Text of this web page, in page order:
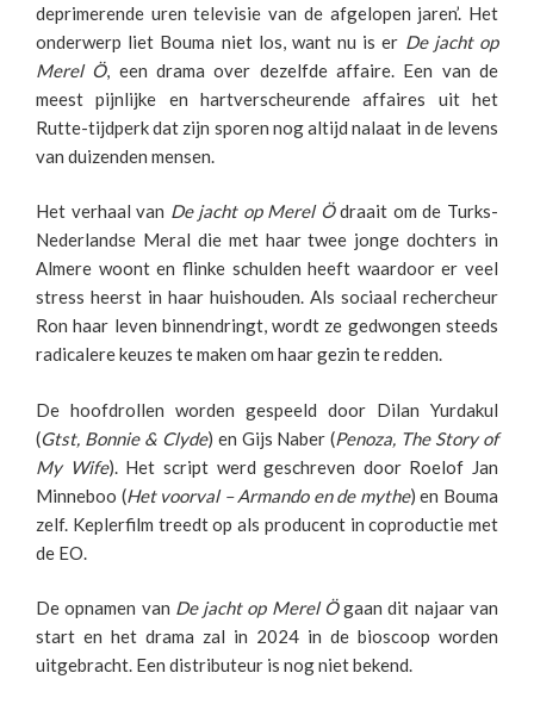
deprimerende uren televisie van de afgelopen jaren’. Het
onderwerp liet Bouma niet los, want nu is er De jacht op
Merel Ö, een drama over dezelfde affaire. Een van de
meest pijnlijke en hartverscheurende affaires uit het
Rutte-tijdperk dat zijn sporen nog altijd nalaat in de levens
van duizenden mensen.
Het verhaal van De jacht op Merel Ödraait om de Turks-
Nederlandse Meral die met haar twee jonge dochters in
Almere woont en flinke schulden heeft waardoor er veel
stress heerst in haar huishouden. Als sociaal rechercheur
Ron haar leven binnendringt, wordt ze gedwongen steeds
radicalere keuzes te maken om haar gezin te redden.
De hoofdrollen worden gespeeld door Dilan Yurdakul
(Gtst, Bonnie & Clyde) en Gijs Naber (Penoza, The Story of
My Wife). Het script werd geschreven door Roelof Jan
Minneboo (Het voorval – Armando en de mythe) en Bouma
zelf. Keplerfilm treedt op als producent in coproductie met
de EO.
De opnamen van De jacht op Merel Ögaan dit najaar van
start en het drama zal in 2024 in de bioscoop worden
uitgebracht. Een distributeur is nog niet bekend.